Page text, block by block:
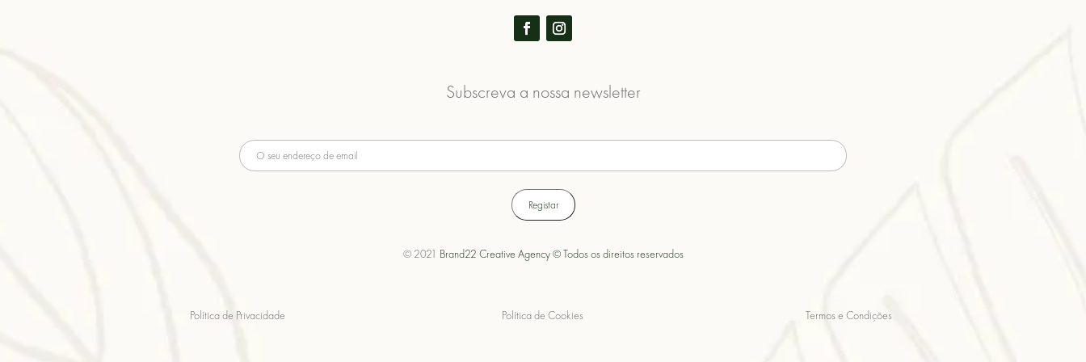
Subscreva a nossa newsletter
© 2021 Brand22 Creative Agency © Todos os direitos reservados
Política de Privacidade Política de Cookies Termos e Condições